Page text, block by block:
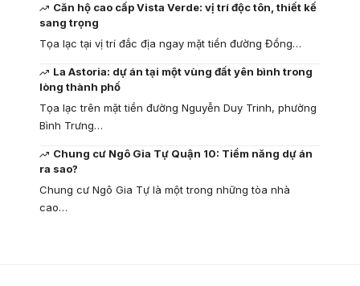
Căn hộ cao cấp Vista Verde: vị trí độc tôn, thiết kế
sang trọng
Tọa lạc tại vị trí đắc địa ngay mặt tiền đường Đồng…
La Astoria: dự án tại một vùng đất yên bình trong
lòng thành phố
Tọa lạc trên mặt tiền đường Nguyễn Duy Trinh, phường
Bình Trưng…
Chung cư Ngô Gia Tự Quận 10: Tiềm năng dự án
ra sao?
Chung cư Ngô Gia Tự là một trong những tòa nhà
cao…